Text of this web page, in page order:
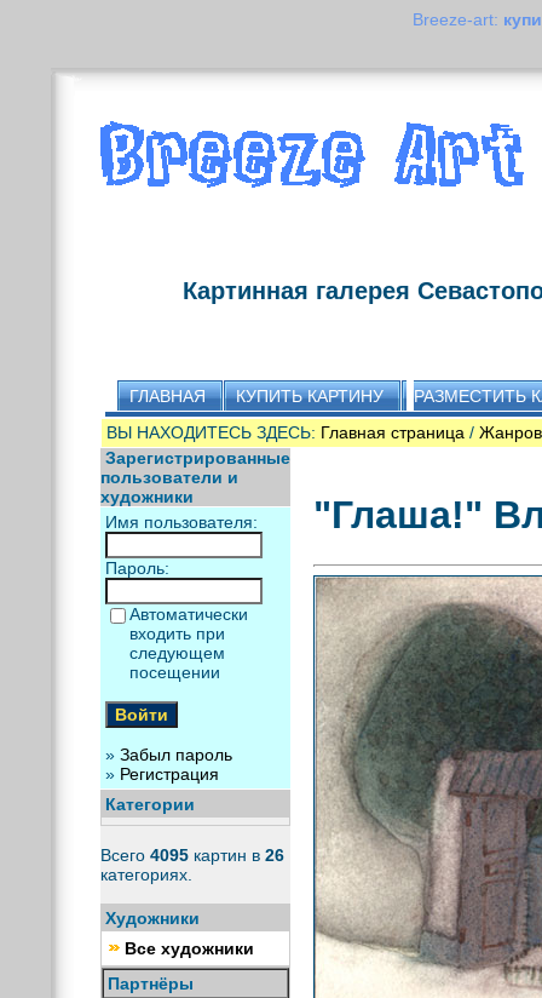
Breeze-art:
Картинная галерея
ГЛАВНАЯ КУПИТЬ КАРТИНУ
РАЗМЕСТИТЬ
ВЫ НАХОДИТЕСЬ ЗДЕСЬ: Главная страница /
Зарегистрированные
пользователи и
художники
Имя пользователя:
Пароль:
Автоматически
входить при
следующем
посещении
» Забыл пароль
» Регистрация
Категории
Всего 4095 картин в 26
категориях.
Художники
Все художники
Партнёры
"Глаша!"